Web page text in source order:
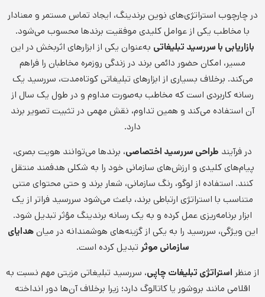
در چارچوب استراتژی‌های نوین برندینگ، ایجاد تماس مستمر و معنادار
با مخاطب یکی از عوامل کلیدی موفقیت برندها محسوب می‌شود.
بازاریابی با سررسید تبلیغاتی به‌عنوان یکی از ابزارهای اثربخش در این
مسیر، امکان حضور دائمی برند در زندگی روزمره مخاطبان را فراهم
می‌کند. برخلاف بسیاری از ابزارهای تبلیغاتی کوتاه‌مدت، سررسید یک
رسانه کاربردی است که مخاطب به‌صورت مداوم و در طول یک سال از
آن استفاده می‌کند و همین تداوم، نقش مهمی در تثبیت تصویر برند
دارد.
در فرآیند طراحی سررسید اختصاصی، برندها می‌توانند هویت بصری،
پیام‌های کلیدی و ارزش‌های سازمانی خود را به شکلی هدفمند منتقل
کنند. استفاده از لوگو، رنگ سازمانی، شعار برند و حتی محتوای متنی
متناسب با استراتژی ارتباطی برند، باعث می‌شود سررسید فراتر از یک
ابزار برنامه‌ریزی عمل کرده و به یک رسانه برندینگ مؤثر تبدیل شود.
این ویژگی، سررسید را به یکی از گزینه‌های هوشمندانه در میانهدایای
سازمانی موثر تبدیل کرده است.
از منظر استراتژی تبلیغات چاپی، سررسید تبلیغاتی مزیتی مهم نسبت به
اقلامی مانند بروشور یا کاتالوگ دارد؛ زیرا برخلاف آن‌ها دور انداخته